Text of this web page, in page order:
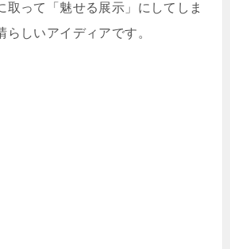
取って「魅せる展示」にしてしま
らしいアイディアです。